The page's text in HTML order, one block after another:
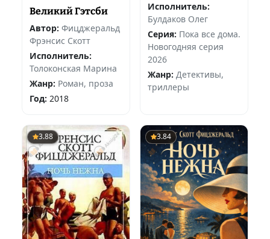
Великий Гэтсби
Автор: Фицджеральд
Фрэнсис Скотт
Исполнитель:
Толоконская Марина
Жанр: Роман, проза
Год: 2018
Исполнитель:
Булдаков Олег
Серия: Пока все дома.
Новогодняя серия
2026
Жанр: Детективы,
триллеры
3.88 3.84